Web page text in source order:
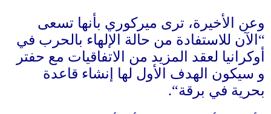
وعن الأخيرة، ترى ميركوري بأنها تسعى
“ الآن للاستفادة من حالة الإلهاء بالحرب في
أوكرانيا لعقد المزيد من الاتفاقيات مع حفتر
و سيكون الهدف الأول لها إنشاء قاعدة
بحرية في برقة“.